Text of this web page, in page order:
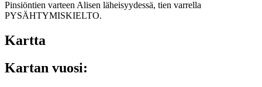
Pinsiöntien varteen Alisen läheisyydessä, tien varrella
PYSÄHTYMISKIELTO.
Kartta
Kartan vuosi: